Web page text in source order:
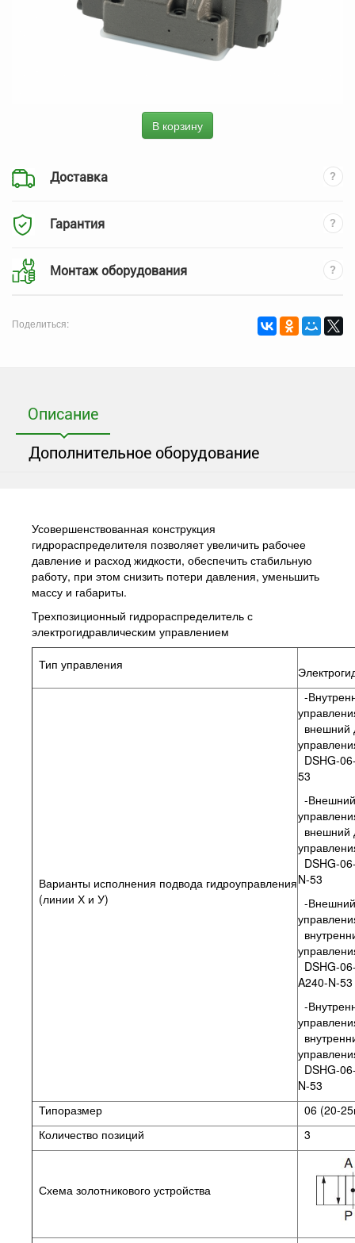
В корзину
Доставка
Гарантия
Монтаж оборудования
Поделиться:
Описание
Дополнительное оборудование
Усовершенствованная конструкция
гидрораспределителя позволяет увеличить рабочее
давление и расход жидкости, обеспечить стабильную
работу, при этом снизить потери давления, уменьшить
массу и габариты.
Трехпозиционный гидрораспределитель с
электрогидравлическим управлением
Тип управления
Варианты исполнения подвода гидроуправления
(линии Х и У)
-
внешний
DSHG-
53
-
внешний
DSHG-
N-53
-
DSHG-
A240-N-
-
DSHG-
N-53
Типоразмер
06 (20-
Количество позиций
3
Схема золотникового устройства